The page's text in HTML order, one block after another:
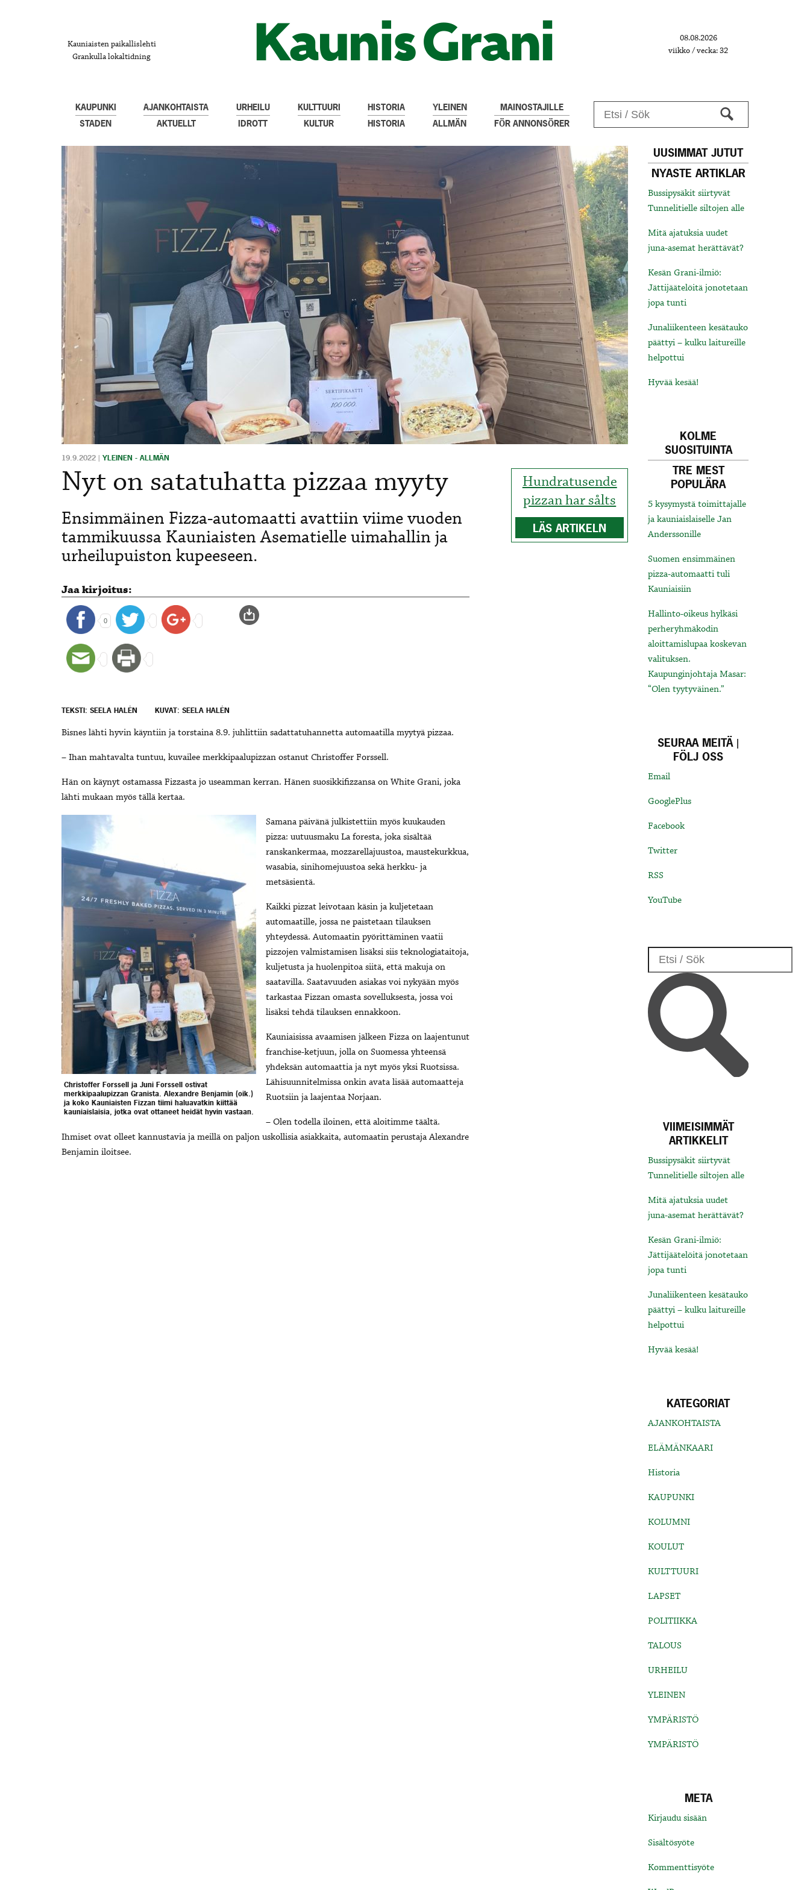
Kauniaisten paikallislehti
Grankulla lokaltidning
08.08.2026
viikko / vecka: 32
KAUPUNKI
STADEN
AJANKOHTAISTA
AKTUELLT
URHEILU
IDROTT
KULTTUURI
KULTUR
HISTORIA
HISTORIA
YLEINEN
ALLMÄN
MAINOSTAJILLE
FÖR ANNONSÖRER
Hundratusende
pizzan har sålts
LÄS ARTIKELN
19.9.2022 | YLEINEN - ALLMÄN
Nyt on satatuhatta pizzaa myyty
Ensimmäinen Fizza-automaatti avattiin viime vuoden
tammikuussa Kauniaisten Asematielle uimahallin ja
urheilupuiston kupeeseen.
Jaa kirjoitus:
0
TEKSTI: SEELA HALÉN KUVAT: SEELA HALÉN
Bisnes lähti hyvin käyntiin ja torstaina 8.9. juhlittiin sadattatuhannetta automaatilla myytyä pizzaa.
– Ihan mahtavalta tuntuu, kuvailee merkkipaalupizzan ostanut Christoffer Forssell.
Hän on käynyt ostamassa Fizzasta jo useamman kerran. Hänen suosikkifizzansa on White Grani, joka
lähti mukaan myös tällä kertaa.
Christoffer Forssell ja Juni Forssell ostivat
merkkipaalupizzan Granista. Alexandre Benjamin (oik.)
ja koko Kauniaisten Fizzan tiimi haluavatkin kiittää
kauniaislaisia, jotka ovat ottaneet heidät hyvin vastaan.
Samana päivänä julkistettiin myös kuukauden
pizza: uutuusmaku La foresta, joka sisältää
ranskankermaa, mozzarellajuustoa, maustekurkkua,
wasabia, sinihomejuustoa sekä herkku- ja
metsäsientä.
Kaikki pizzat leivotaan käsin ja kuljetetaan
automaatille, jossa ne paistetaan tilauksen
yhteydessä. Automaatin pyörittäminen vaatii
pizzojen valmistamisen lisäksi siis teknologiataitoja,
kuljetusta ja huolenpitoa siitä, että makuja on
saatavilla. Saatavuuden asiakas voi nykyään myös
tarkastaa Fizzan omasta sovelluksesta, jossa voi
lisäksi tehdä tilauksen ennakkoon.
Kauniaisissa avaamisen jälkeen Fizza on laajentunut
franchise-ketjuun, jolla on Suomessa yhteensä
yhdeksän automaattia ja nyt myös yksi Ruotsissa.
Lähisuunnitelmissa onkin avata lisää automaatteja
Ruotsiin ja laajentaa Norjaan.
– Olen todella iloinen, että aloitimme täältä.
Ihmiset ovat olleet kannustavia ja meillä on paljon uskollisia asiakkaita, automaatin perustaja Alexandre
Benjamin iloitsee.
UUSIMMAT JUTUT
NYASTE ARTIKLAR
Bussipysäkit siirtyvät
Tunnelitielle siltojen alle
Mitä ajatuksia uudet
juna-asemat herättävät?
Kesän Grani-ilmiö:
Jättijäätelöitä jonotetaan
jopa tunti
Junaliikenteen kesätauko
päättyi – kulku laitureille
helpottui
Hyvää kesää!
KOLME
SUOSITUINTA
TRE MEST
POPULÄRA
5 kysymystä toimittajalle
ja kauniaislaiselle Jan
Anderssonille
Suomen ensimmäinen
pizza-automaatti tuli
Kauniaisiin
Hallinto-oikeus hylkäsi
perheryhmäkodin
aloittamislupaa koskevan
valituksen.
Kaupunginjohtaja Masar:
“Olen tyytyväinen.”
SEURAA MEITÄ |
FÖLJ OSS
Email
GooglePlus
Facebook
Twitter
RSS
YouTube
VIIMEISIMMÄT
ARTIKKELIT
Bussipysäkit siirtyvät
Tunnelitielle siltojen alle
Mitä ajatuksia uudet
juna-asemat herättävät?
Kesän Grani-ilmiö:
Jättijäätelöitä jonotetaan
jopa tunti
Junaliikenteen kesätauko
päättyi – kulku laitureille
helpottui
Hyvää kesää!
KATEGORIAT
AJANKOHTAISTA
ELÄMÄNKAARI
Historia
KAUPUNKI
KOLUMNI
KOULUT
KULTTUURI
LAPSET
POLITIIKKA
TALOUS
URHEILU
YLEINEN
YMPÄRISTÖ
YMPÄRISTÖ
META
Kirjaudu sisään
Sisältösyöte
Kommenttisyöte